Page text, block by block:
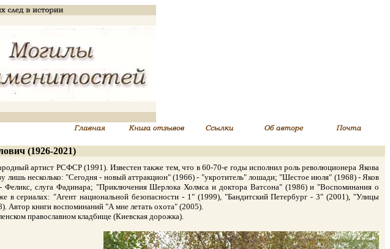
(1926-2021)
артист РСФСР (1991). Известен также тем, что в 60-70-е годы исполнил роль революционера Якова
лишь несколько: "Сегодня - новый аттракцион" (1966) - "укротитель" лошади; "Шестое июля" (1968) - Яков
слуга Фадинара; "Приключения Шерлока Холмса и доктора Ватсона" (1986) и "Воспоминания о
сериалах: "Агент национальной безопасности - 1" (1999), "Бандитский Петербург - 3" (2001), "Улицы
Автор книги воспоминаний "А мне летать охота" (2005).
православном кладбище (Киевская дорожка).